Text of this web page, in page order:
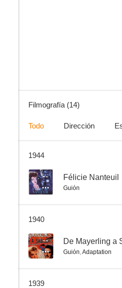
La fossa degli angeli
--
Filmografía (14)
Todo Dirección
1944
-- Félicie Nanteuil
Guión
1940
-- De Mayerling a
Guión,Adaptation
1939